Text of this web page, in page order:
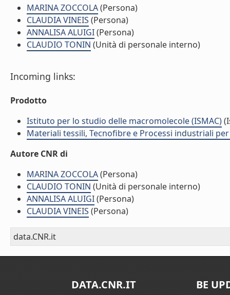
MARINA ZOCCOLA(Persona)
CLAUDIA VINEIS (Persona)
ANNALISA ALUIGI(Persona)
CLAUDIO TONIN (Unità di personale interno)
Incoming links:
Prodotto
Istituto per lo studio delle macromolecole (ISMAC)
Materiali tessili, Tecnofibre e Processi industriali per
Autore CNR di
MARINA ZOCCOLA(Persona)
CLAUDIO TONIN (Unità di personale interno)
ANNALISA ALUIGI(Persona)
CLAUDIA VINEIS (Persona)
data.CNR.it
DATA.CNR.IT BE